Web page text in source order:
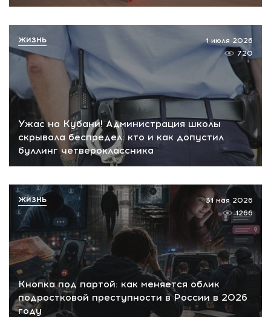
Ужас на Кубани! Администрация школы
скрывала беспредел: кто и как допустил
буллинг четвероклассника
1 июля 2026
720
ЖИЗНЬ
Кнопка под партой: как меняется облик
подростковой преступности в России в 2026
году
31 мая 2026
1266
ЖИЗНЬ